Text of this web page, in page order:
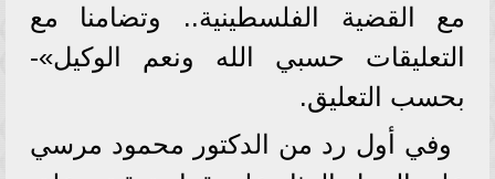
مع القضية الفلسطينية.. وتضامنا مع
التعليقات حسبي الله ونعم الوكيل»-
بحسب التعليق.
وفي أول رد من الدكتور محمود مرسي